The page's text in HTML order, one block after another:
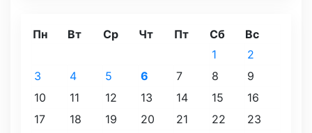
Пн Вт Ср Чт Пт Сб Вс
1
2
3
4 5 6 7 8
9
10
11 12 13 14 15
16
17
18 19 20 21 22
23